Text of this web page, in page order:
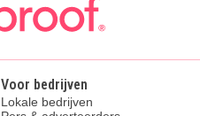
Voor bedrijven
Lokale bedrijven